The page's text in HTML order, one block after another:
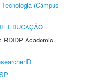
(Câmpus
EDUCAÇÃO
RDIDP Academic